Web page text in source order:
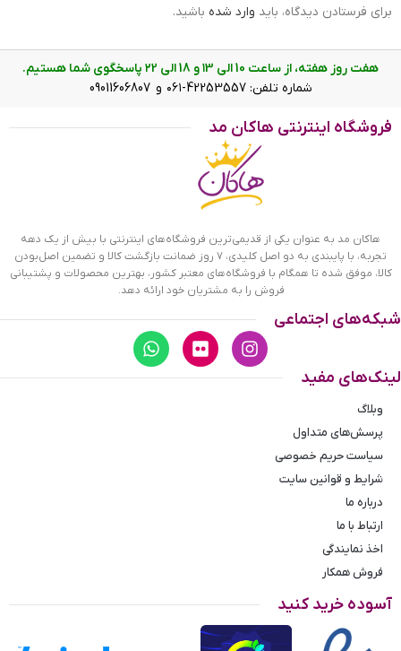
برای فرستادن دیدگاه، باید وارد شده باشید.
هفت روز هفته، از ساعت 10 الی ۱3 و 18 الی ۲2 پاسخگوی شما هستیم.
شماره تلفن: 42253557-۰۶۱ و 09011606807
فروشگاه اینترنتی هاکان مد
هاکان مد به عنوان یکی از قدیمی‌ترین فروشگاه‌های اینترنتی با بیش از یک دهه
تجربه، با پایبندی به دو اصل کلیدی، ۷ روز ضمانت بازگشت کالا و تضمین اصل‌بودن
کالا، موفق شده تا همگام با فروشگاه‌های معتبر کشور، بهترین محصولات و پشتیبانی
فروش را به مشتریان خود ارائه دهد.
شبکه‌های اجتماعی
لینک‌های مفید
وبلاگ
پرسش‌های متداول
سیاست حریم خصوصی
شرایط و قوانین سایت
درباره ما
ارتباط با ما
اخذ نمایندگی
فروش همکار
آسوده خرید کنید